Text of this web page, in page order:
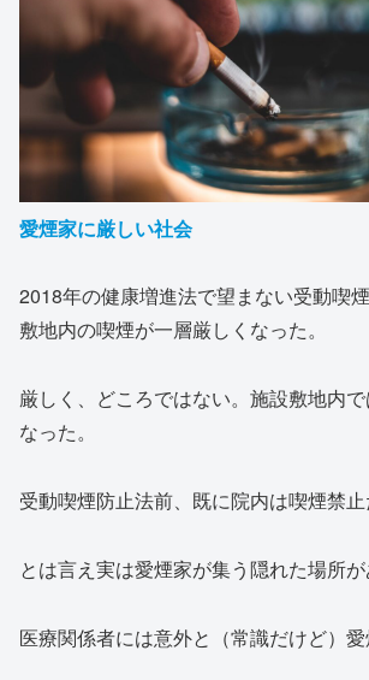
愛煙家に厳しい社会
2018年の健康増進法で望まない受動喫
敷地内の喫煙が一層厳しくなった。
厳しく、どころではない。施設敷地内
なった。
受動喫煙防止法前、既に院内は喫煙禁止
とは言え実は愛煙家が集う隠れた場所が
医療関係者には意外と（常識だけど）愛